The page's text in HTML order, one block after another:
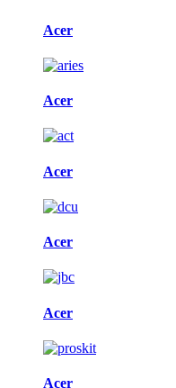
Acer
Acer
Acer
Acer
Acer
Acer